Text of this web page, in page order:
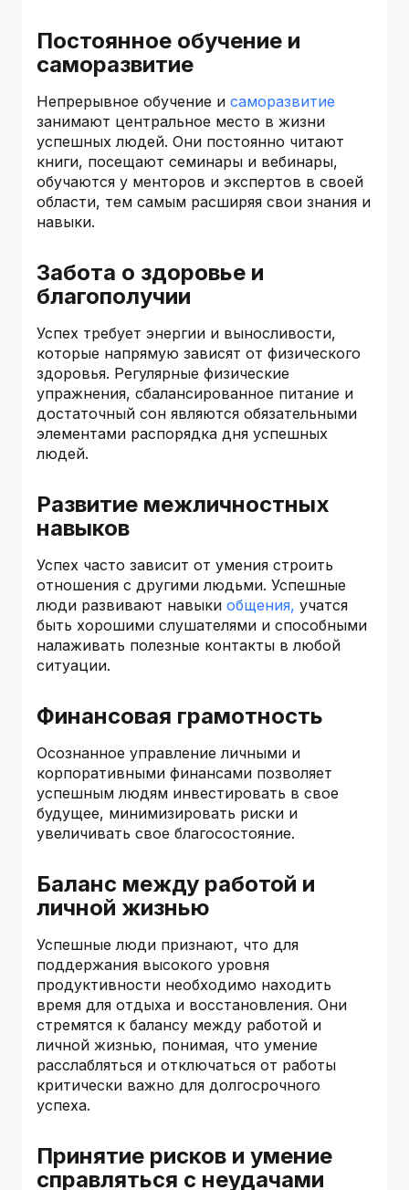
Постоянное обучение и
саморазвитие
Непрерывное обучение и саморазвитие
занимают центральное место в жизни
успешных людей. Они постоянно читают
книги, посещают семинары и вебинары,
обучаются у менторов и экспертов в своей
области, тем самым расширяя свои знания и
навыки.
Забота о здоровье и
благополучии
Успех требует энергии и выносливости,
которые напрямую зависят от физического
здоровья. Регулярные физические
упражнения, сбалансированное питание и
достаточный сон являются обязательными
элементами распорядка дня успешных
людей.
Развитие межличностных
навыков
Успех часто зависит от умения строить
отношения с другими людьми. Успешные
люди развивают навыки общения, учатся
быть хорошими слушателями и способными
налаживать полезные контакты в любой
ситуации.
Финансовая грамотность
Осознанное управление личными и
корпоративными финансами позволяет
успешным людям инвестировать в свое
будущее, минимизировать риски и
увеличивать свое благосостояние.
Баланс между работой и
личной жизнью
Успешные люди признают, что для
поддержания высокого уровня
продуктивности необходимо находить
время для отдыха и восстановления. Они
стремятся к балансу между работой и
личной жизнью, понимая, что умение
расслабляться и отключаться от работы
критически важно для долгосрочного
успеха.
Принятие рисков и умение
справляться с неудачами